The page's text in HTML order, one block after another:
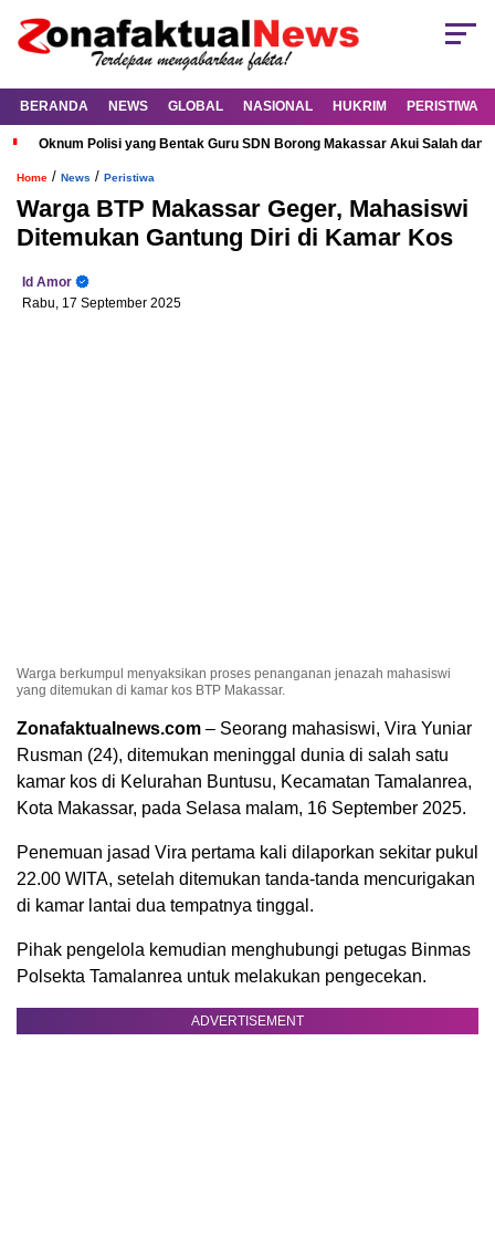
BERANDA NEWS GLOBAL NASIONAL HUKRIM PERISTIWA
Oknum Polisi yang Bentak Guru SDN Borong Makassar Akui Salah dan
Home / News / Peristiwa
Warga BTP Makassar Geger, Mahasiswi
Ditemukan Gantung Diri di Kamar Kos
Id Amor
Rabu, 17 September 2025
Warga berkumpul menyaksikan proses penanganan jenazah mahasiswi
yang ditemukan di kamar kos BTP Makassar.
Zonafaktualnews.com – Seorang mahasiswi, Vira Yuniar
Rusman (24), ditemukan meninggal dunia di salah satu
kamar kos di Kelurahan Buntusu, Kecamatan Tamalanrea,
Kota Makassar, pada Selasa malam, 16 September 2025.
Penemuan jasad Vira pertama kali dilaporkan sekitar pukul
22.00 WITA, setelah ditemukan tanda-tanda mencurigakan
di kamar lantai dua tempatnya tinggal.
Pihak pengelola kemudian menghubungi petugas Binmas
Polsekta Tamalanrea untuk melakukan pengecekan.
ADVERTISEMENT